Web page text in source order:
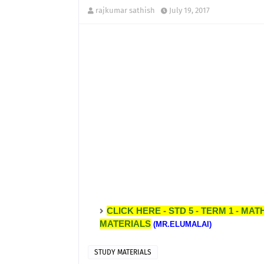
rajkumar sathish July 19, 2017
CLICK HERE - STD 5 - TERM 1 -
MATERIALS (MR.ELUMALAI)
STUDY MATERIALS